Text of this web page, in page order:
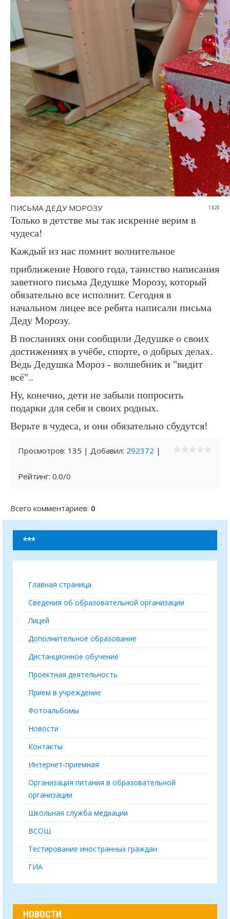
13:20
ПИСЬМА ДЕДУ МОРОЗУ
Только в детстве мы так искренне верим в
чудеса!
Каждый из нас помнит волнительное
приближение Нового года, таинство написания
заветного письма Дедушке Морозу, который
обязательно все исполнит. Сегодня в
начальном лицее все ребята написали письма
Деду Морозу.
В посланиях они сообщили Дедушке о своих
достижениях в учёбе, спорте, о добрых делах.
Ведь Дедушка Мороз - волшебник и "видит
всё"..
Ну, конечно, дети не забыли попросить
подарки для себя и своих родных.
Верьте в чудеса, и они обязательно сбудутся!
Просмотров: 135 | Добавил: 292372 |
Рейтинг: 0.0/0
Всего комментариев: 0
***
Главная страница
Сведения об образовательной организации
Лицей
Дополнительное образование
Дистанционное обучение
Проектная деятельность
Прием в учреждение
Фотоальбомы
Новости
Контакты
Интернет-приемная
Организация питания в образовательной
организации
Школьная служба медиации
ВСОШ
Тестирование иностранных граждан
ГИА
НОВОСТИ